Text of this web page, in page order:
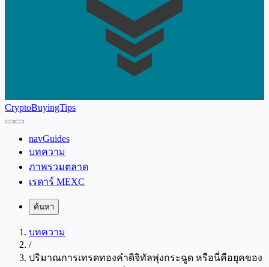
CryptoBuyingTips
navGuides
บทความ
ภาพรวมตลาด
เรดาร์ MEXC
ค้นหา
บทความ
/
ปริมาณการเทรดทองคำดิจิทัลพุ่งกระฉูด หรือนี่คือยุคของ